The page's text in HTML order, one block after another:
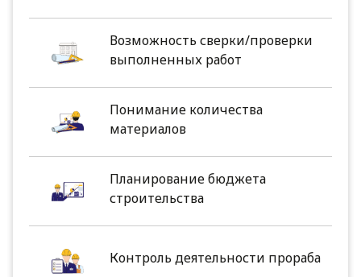
Возможность сверки/проверки
выполненных работ
Понимание количества
материалов
Планирование бюджета
строительства
Контроль деятельности прораба